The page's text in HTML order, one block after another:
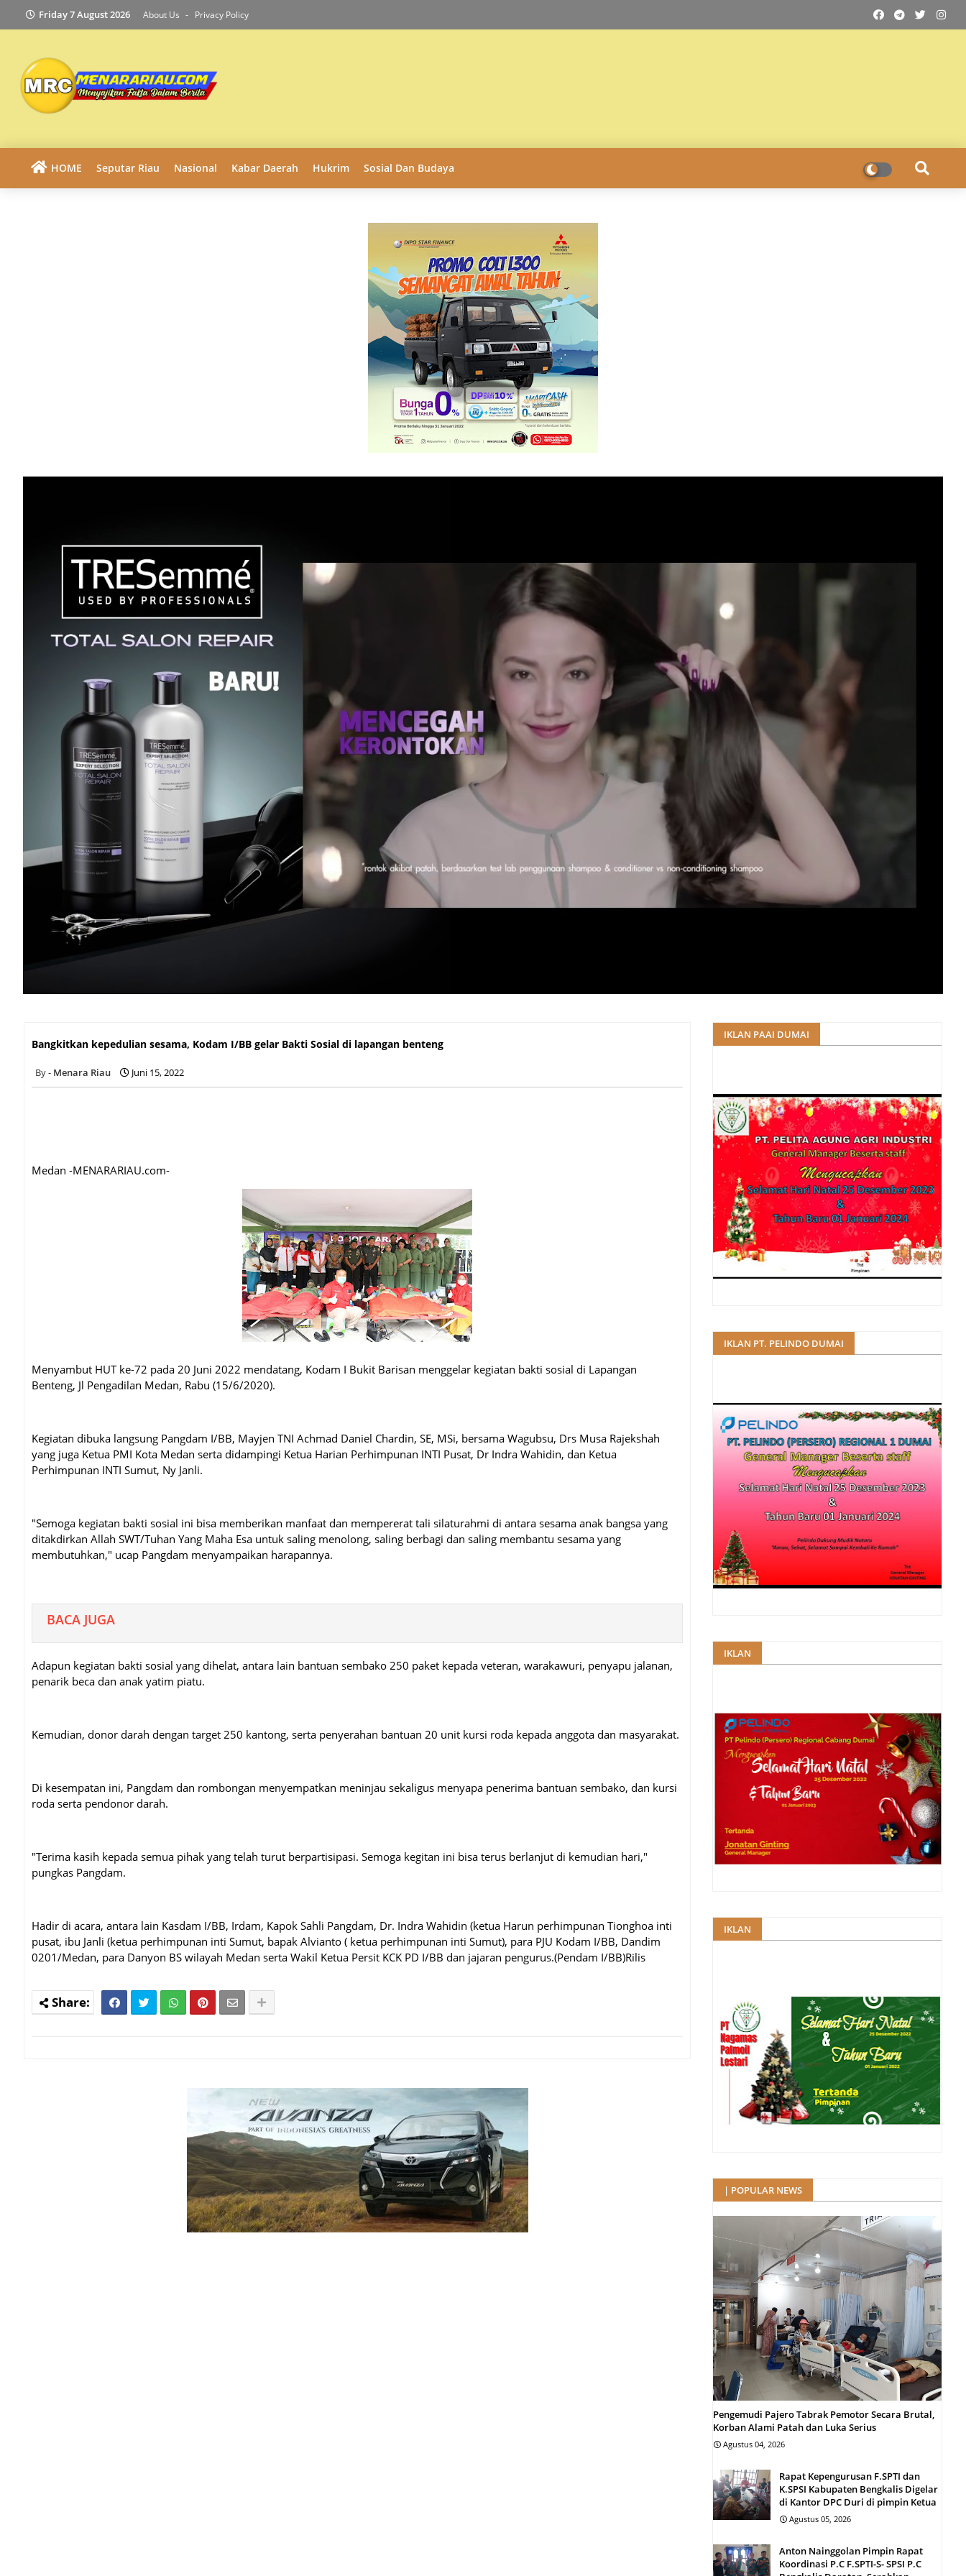
Friday 7 August 2026 About Us Privacy Policy
HOME Seputar Riau Nasional Kabar Daerah Hukrim Sosial Dan Budaya
Bangkitkan kepedulian sesama, Kodam I/BB gelar Bakti Sosial di lapangan benteng
Menara Riau Juni 15, 2022
Medan -MENARARIAU.com-
Menyambut HUT ke-72 pada 20 Juni 2022 mendatang, Kodam I Bukit Barisan menggelar kegiatan bakti sosial di Lapangan
Benteng, Jl Pengadilan Medan, Rabu (15/6/2020).
Kegiatan dibuka langsung Pangdam I/BB, Mayjen TNI Achmad Daniel Chardin, SE, MSi, bersama Wagubsu, Drs Musa Rajekshah
yang juga Ketua PMI Kota Medan serta didampingi Ketua Harian Perhimpunan INTI Pusat, Dr Indra Wahidin, dan Ketua
Perhimpunan INTI Sumut, Ny Janli.
"Semoga kegiatan bakti sosial ini bisa memberikan manfaat dan mempererat tali silaturahmi di antara sesama anak bangsa yang
ditakdirkan Allah SWT/Tuhan Yang Maha Esa untuk saling menolong, saling berbagi dan saling membantu sesama yang
membutuhkan," ucap Pangdam menyampaikan harapannya.
BACA JUGA
Adapun kegiatan bakti sosial yang dihelat, antara lain bantuan sembako 250 paket kepada veteran, warakawuri, penyapu jalanan,
penarik beca dan anak yatim piatu.
Kemudian, donor darah dengan target 250 kantong, serta penyerahan bantuan 20 unit kursi roda kepada anggota dan masyarakat.
Di kesempatan ini, Pangdam dan rombongan menyempatkan meninjau sekaligus menyapa penerima bantuan sembako, dan kursi
roda serta pendonor darah.
"Terima kasih kepada semua pihak yang telah turut berpartisipasi. Semoga kegitan ini bisa terus berlanjut di kemudian hari,"
pungkas Pangdam.
Hadir di acara, antara lain Kasdam I/BB, Irdam, Kapok Sahli Pangdam, Dr. Indra Wahidin (ketua Harun perhimpunan Tionghoa inti
pusat, ibu Janli (ketua perhimpunan inti Sumut, bapak Alvianto ( ketua perhimpunan inti Sumut), para PJU Kodam I/BB, Dandim
0201/Medan, para Danyon BS wilayah Medan serta Wakil Ketua Persit KCK PD I/BB dan jajaran pengurus.(Pendam I/BB)Rilis
IKLAN PAAI DUMAI
IKLAN PT. PELINDO DUMAI
IKLAN
IKLAN
| POPULAR NEWS
Pengemudi Pajero Tabrak Pemotor Secara Brutal,
Korban Alami Patah dan Luka Serius
Agustus 04, 2026
Rapat Kepengurusan F.SPTI dan
K.SPSI Kabupaten Bengkalis Digelar
di Kantor DPC Duri di pimpin Ketua
Agustus 05, 2026
Anton Nainggolan Pimpin Rapat
Koordinasi P.C F.SPTI-S- SPSI P.C